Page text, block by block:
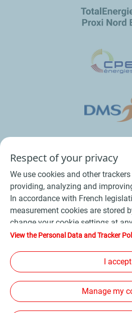
Conditions Générales de
Conditions Générales de Vente
Plan
Les sites de la compagnie
Accessibilité: non
Respect of your privacy
We use cookies and other
providing, analyzing and
In accordance with French
measurement cookies are stored
change your cookie settings at
"Manage my cookies" button. By
device. If you click on "Decline",
required for the site to function
more information, refer to the
Policy" page.
View the Personal Data and Tracker
I accept
Manage my